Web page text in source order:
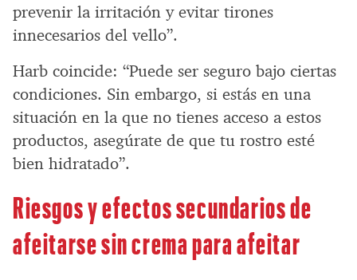
prevenir la irritación y evitar tirones
innecesarios del vello”.
Harb coincide: “Puede ser seguro bajo ciertas
condiciones. Sin embargo, si estás en una
situación en la que no tienes acceso a estos
productos, asegúrate de que tu rostro esté
bien hidratado”.
Riesgos y efectos secundarios de
afeitarse sin crema para afeitar